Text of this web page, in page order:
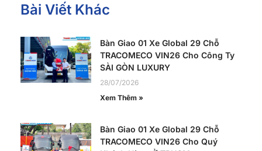
Bài Viết Khác
Bàn Giao 01 Xe Global 29 Chỗ
TRACOMECO VIN26 Cho Công Ty
SÀI GÒN LUXURY
28/07/2026
Xem Thêm »
Bàn Giao 01 Xe Global 29 Chỗ
TRACOMECO VIN26 Cho Quý